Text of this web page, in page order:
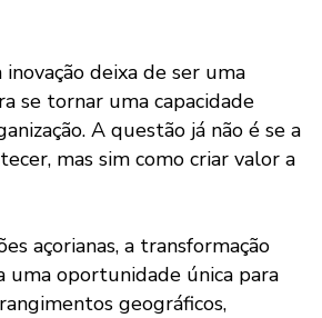
deixa de ser uma
se tornar uma capacidade
A questão já não é se a
mas sim como criar valor a
açorianas, a transformação
oportunidade única para
geográficos,